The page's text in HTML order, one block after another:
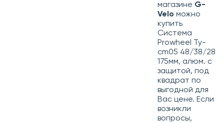
магазине G-
Velo можно
купить
Система
Prowheel Ty-
cm05 48/38/28
175мм, алюм. с
защитой, под
квадрат по
выгодной для
Вас цене. Если
возникли
вопросы,